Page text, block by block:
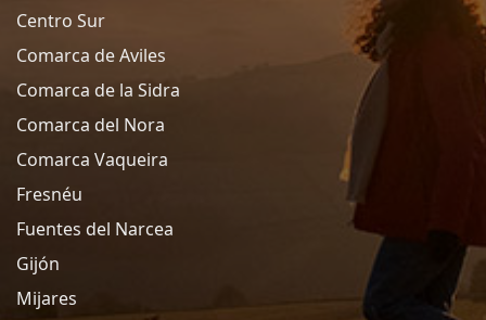
Centro Sur
Comarca de Aviles
Comarca de la Sidra
Comarca del Nora
Comarca Vaqueira
Fresnéu
Fuentes del Narcea
Gijón
Mijares